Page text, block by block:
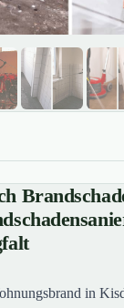
Brandschaden in
mit
in Kisdorf – Profis im
in